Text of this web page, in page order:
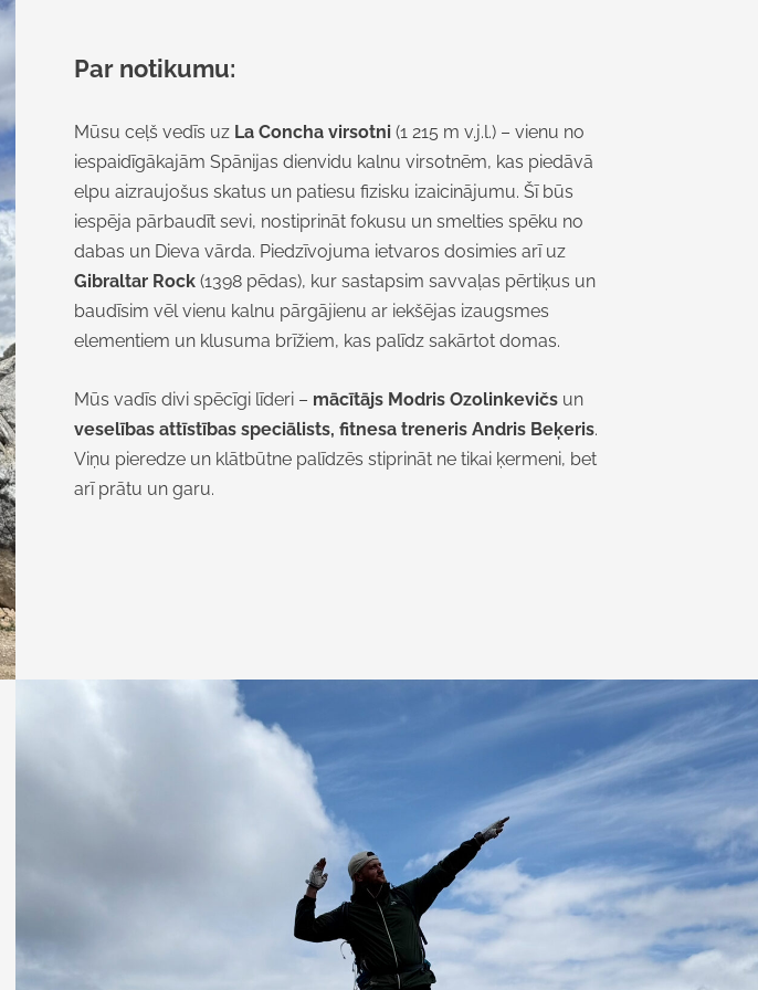
Par notikumu:
Mūsu ceļš vedīs uz La Concha virsotni (1 215 m v.j.l.) – vienu no
iespaidīgākajām Spānijas dienvidu kalnu virsotnēm, kas piedāvā
elpu aizraujošus skatus un patiesu fizisku izaicinājumu. Šī būs
iespēja pārbaudīt sevi, nostiprināt fokusu un smelties spēku no
dabas un Dieva vārda. Piedzīvojuma ietvaros dosimies arī uz
Gibraltar Rock (1398 pēdas), kur sastapsim savvaļas pērtiķus un
baudīsim vēl vienu kalnu pārgājienu ar iekšējas izaugsmes
elementiem un klusuma brīžiem, kas palīdz sakārtot domas.
Mūs vadīs divi spēcīgi līderi – mācītājs Modris Ozolinkevičs un
veselības attīstības speciālists, fitnesa treneris Andris Beķeris.
Viņu pieredze un klātbūtne palīdzēs stiprināt ne tikai ķermeni, bet
arī prātu un garu.